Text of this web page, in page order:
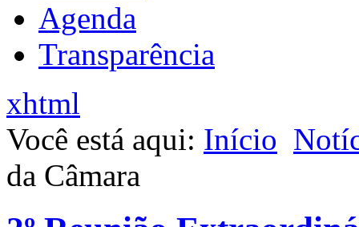
Agenda
Transparência
xhtml
Você está aqui: Início
da Câmara